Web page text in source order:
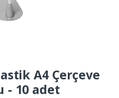
A4 Çerçeve
- 10 adet